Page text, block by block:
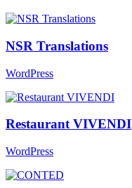
NSR Translations
WordPress
Restaurant VIVENDI
WordPress